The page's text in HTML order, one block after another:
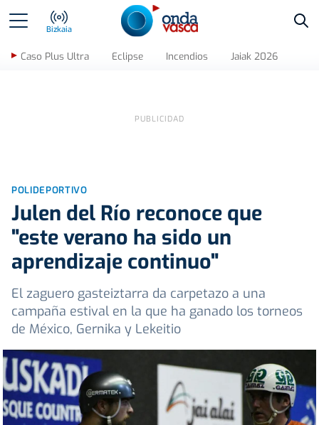
Bizkaia
Caso Plus Ultra Eclipse Incendios Jaiak 2026
POLIDEPORTIVO
Julen del Río reconoce que
"este verano ha sido un
aprendizaje continuo"
El zaguero gasteiztarra da carpetazo a una
campaña estival en la que ha ganado los torneos
de México, Gernika y Lekeitio